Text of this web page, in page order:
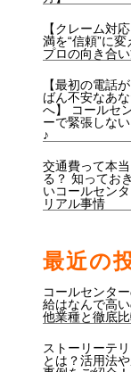
【クレーム対
満を“信頼”に変
プロの向き合
【最初の電話
ばん不安なあ
へ】 コールセ
ーで緊張しな
♪
交通費って本
る？ 知ってお
いコールセン
リアル事情
最近の
コールセンタ
給はなんで高い
他業種と徹底比
ストーリーテ
とは？活用法